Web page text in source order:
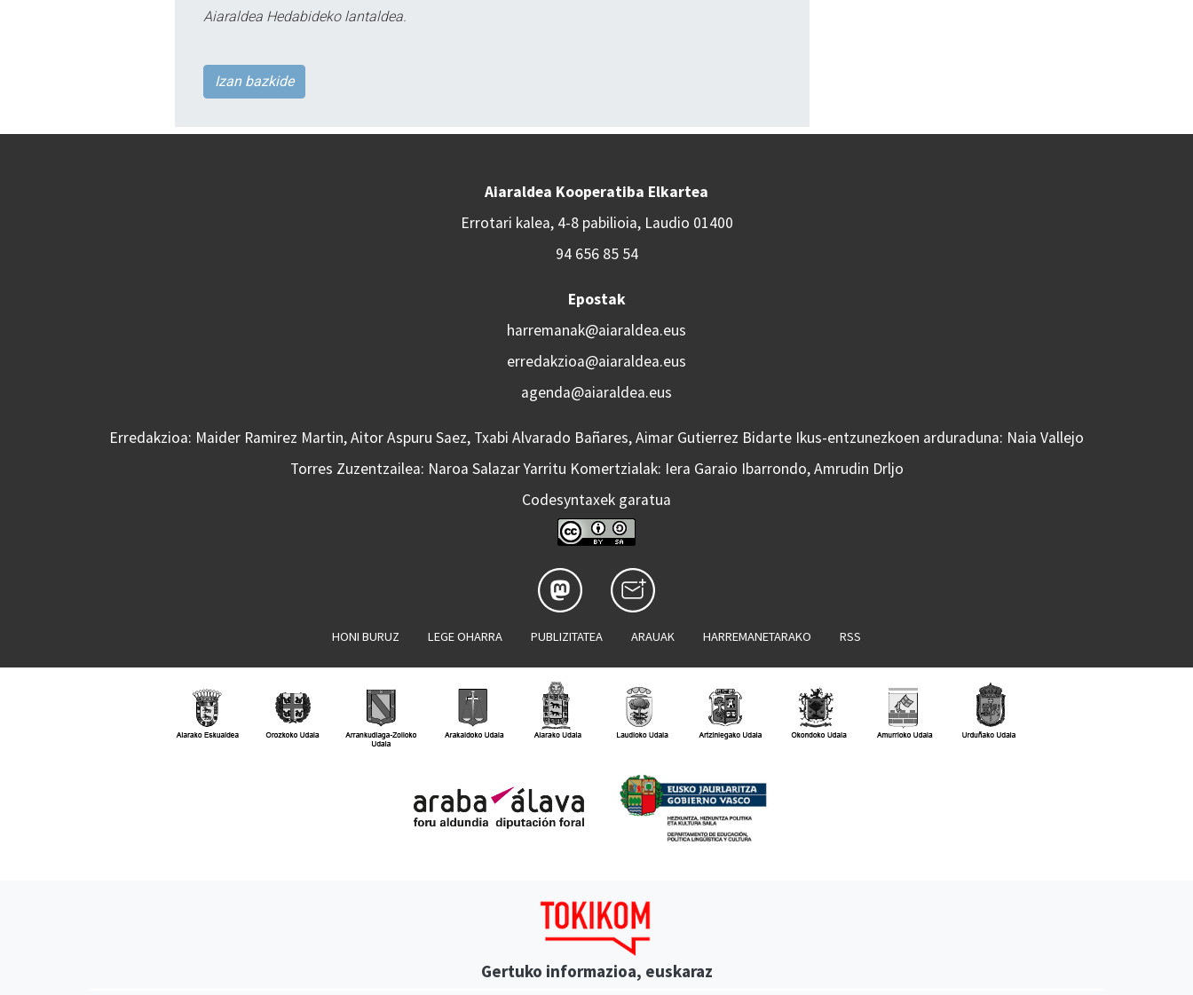
Aiaraldea Hedabideko lantaldea.
Izan bazkide
Aiaraldea Kooperatiba Elkartea
Errotari kalea, 4-8 pabilioia, Laudio 01400
94 656 85 54
Epostak
harremanak@aiaraldea.eus
erredakzioa@aiaraldea.eus
agenda@aiaraldea.eus
Erredakzioa: Maider Ramirez Martin, Aitor Aspuru Saez, Txabi Alvarado Bañares, Aimar Gutierrez Bidarte Ikus-entzunezkoen arduraduna: Naia Vallejo
Torres Zuzentzailea: Naroa Salazar Yarritu Komertzialak: Iera Garaio Ibarrondo, Amrudin Drljo
Codesyntaxek garatua
HONI BURUZ LEGE OHARRA PUBLIZITATEA ARAUAK HARREMANETARAKO RSS
Gertuko informazioa, euskaraz